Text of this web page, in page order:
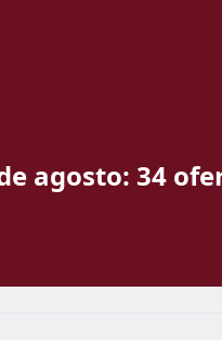
agosto: 34